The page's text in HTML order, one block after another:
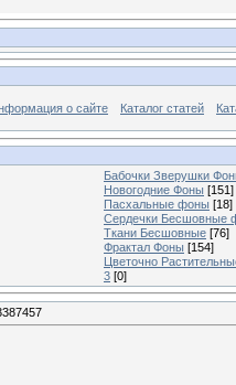
о сайте Каталог статей
Бабочки Зверушки
Новогодние Фоны [151]
Пасхальные фоны [18]
Сердечки Бесшовные
Ткани Бесшовные [76]
Фрактал Фоны [154]
Цветочно
3 [0]